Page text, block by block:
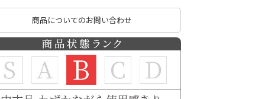
商品についてのお問い合わせ